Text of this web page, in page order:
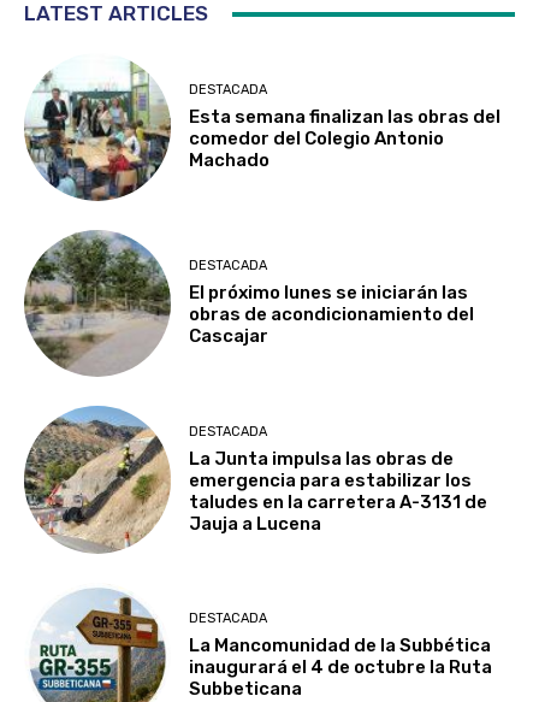
LATEST ARTICLES
DESTACADA
Esta semana finalizan las obras del
comedor del Colegio Antonio
Machado
DESTACADA
El próximo lunes se iniciarán las
obras de acondicionamiento del
Cascajar
DESTACADA
La Junta impulsa las obras de
emergencia para estabilizar los
taludes en la carretera A-3131 de
Jauja a Lucena
DESTACADA
La Mancomunidad de la Subbética
inaugurará el 4 de octubre la Ruta
Subbeticana